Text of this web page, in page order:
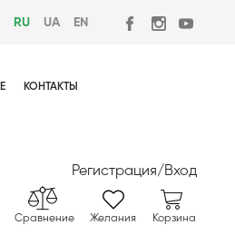
RU UA EN
КОНТАКТЫ
Регистрация/Вход
Сравнение Желания Корзина